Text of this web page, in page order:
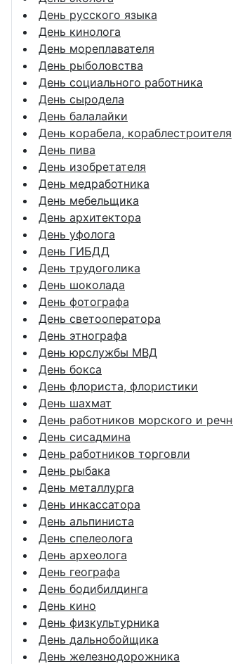
День русского языка
День кинолога
День мореплавателя
День рыболовства
День социального работника
День сыродела
День балалайки
День корабела, кораблестроителя
День пива
День изобретателя
День медработника
День мебельщика
День архитектора
День уфолога
День ГИБДД
День трудоголика
День шоколада
День фотографа
День светооператора
День этнографа
День юрслужбы МВД
День бокса
День флориста, флористики
День шахмат
День работников морского и
День сисадмина
День работников торговли
День рыбака
День металлурга
День инкассатора
День альпиниста
День спелеолога
День археолога
День географа
День бодибилдинга
День кино
День физкультурника
День дальнобойщика
День железнодорожника